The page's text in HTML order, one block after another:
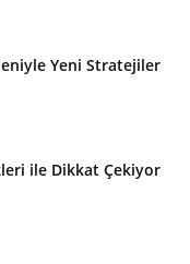
Yeni Stratejiler
ile Dikkat Çekiyor